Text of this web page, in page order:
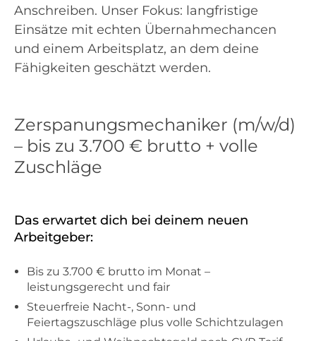
Anschreiben. Unser Fokus: langfristige
Einsätze mit echten Übernahmechancen
und einem Arbeitsplatz, an dem deine
Fähigkeiten geschätzt werden.
Zerspanungsmechaniker (m/w/d)
– bis zu 3.700 € brutto + volle
Zuschläge
Das erwartet dich bei deinem neuen
Arbeitgeber:
Bis zu 3.700 € brutto im Monat –
leistungsgerecht und fair
Steuerfreie Nacht-, Sonn- und
Feiertagszuschläge plus volle Schichtzulagen